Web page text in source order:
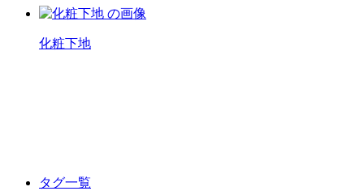
化粧下地
タグ一覧